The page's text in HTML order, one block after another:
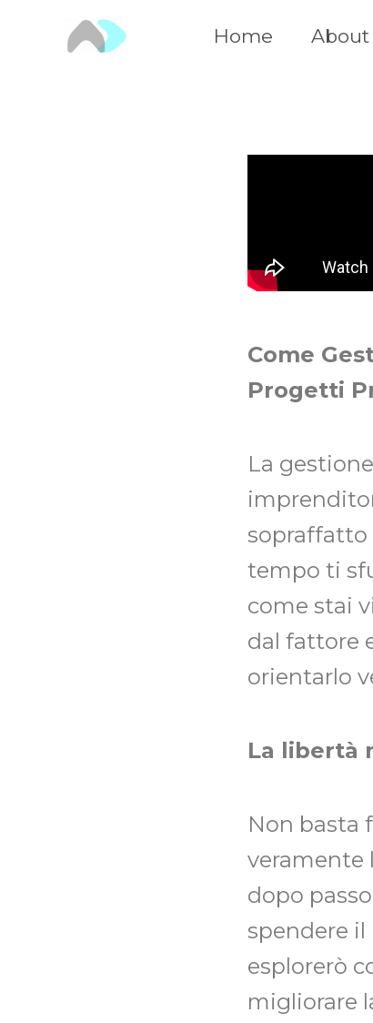
Home About
Come
Progetti
La
sopraffatto
tempo ti
come stai
dal fattore
orientarlo
La libertà
Non basta
veramente
dopo
spendere il
esplorerò
migliorare